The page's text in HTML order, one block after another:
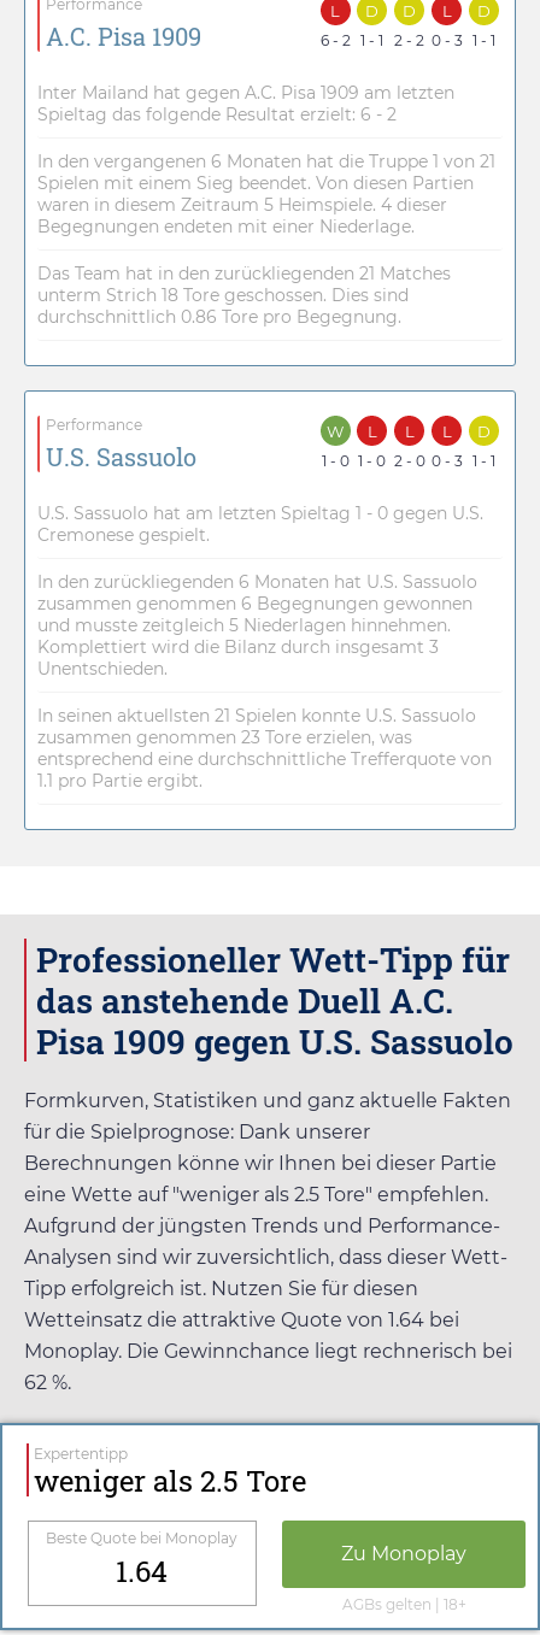
Performance
A.C. Pisa 1909
L
6 - 2
D
1 - 1
D
2 - 2
L
0 - 3
D
1 - 1
Inter Mailand hat gegen A.C. Pisa 1909 am letzten
Spieltag das folgende Resultat erzielt: 6 - 2
In den vergangenen 6 Monaten hat die Truppe 1 von 21
Spielen mit einem Sieg beendet. Von diesen Partien
waren in diesem Zeitraum 5 Heimspiele. 4 dieser
Begegnungen endeten mit einer Niederlage.
Das Team hat in den zurückliegenden 21 Matches
unterm Strich 18 Tore geschossen. Dies sind
durchschnittlich 0.86 Tore pro Begegnung.
Performance
U.S. Sassuolo
W
1 - 0
L
1 - 0
L
2 - 0
L
0 - 3
D
1 - 1
U.S. Sassuolo hat am letzten Spieltag 1 - 0 gegen U.S.
Cremonese gespielt.
In den zurückliegenden 6 Monaten hat U.S. Sassuolo
zusammen genommen 6 Begegnungen gewonnen
und musste zeitgleich 5 Niederlagen hinnehmen.
Komplettiert wird die Bilanz durch insgesamt 3
Unentschieden.
In seinen aktuellsten 21 Spielen konnte U.S. Sassuolo
zusammen genommen 23 Tore erzielen, was
entsprechend eine durchschnittliche Trefferquote von
1.1 pro Partie ergibt.
Professioneller Wett-Tipp für
das anstehende Duell A.C.
Pisa 1909 gegen U.S. Sassuolo
Formkurven, Statistiken und ganz aktuelle Fakten
für die Spielprognose: Dank unserer
Berechnungen könne wir Ihnen bei dieser Partie
eine Wette auf "weniger als 2.5 Tore" empfehlen.
Aufgrund der jüngsten Trends und Performance-
Analysen sind wir zuversichtlich, dass dieser Wett-
Tipp erfolgreich ist. Nutzen Sie für diesen
Wetteinsatz die attraktive Quote von 1.64 bei
Monoplay. Die Gewinnchance liegt rechnerisch bei
62 %.
Expertentipp
weniger als 2.5 Tore
Beste Quote bei Monoplay
1.64 Zu Monoplay
AGBs gelten | 18+